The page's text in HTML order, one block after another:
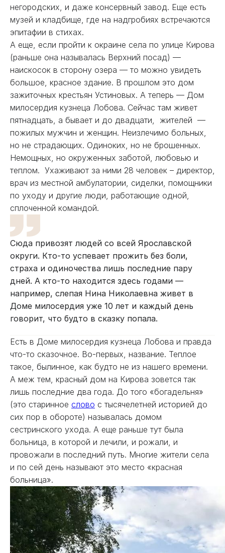
негородских, и даже консервный завод. Еще есть
музей и кладбище, где на надгробиях встречаются
эпитафии в стихах.
А еще, если пройти к окраине села по улице Кирова
(раньше она называлась Верхний посад) —
наискосок в сторону озера — то можно увидеть
большое, красное здание. В прошлом это дом
зажиточных крестьян Устиновых. А теперь — Дом
милосердия кузнеца Лобова. Сейчас там живет
пятнадцать, а бывает и до двадцати, жителей —
пожилых мужчин и женщин. Неизлечимо больных,
но не страдающих. Одиноких, но не брошенных.
Немощных, но окруженных заботой, любовью и
теплом. Ухаживают за ними 28 человек – директор,
врач из местной амбулатории, сиделки, помощники
по уходу и другие люди, работающие одной,
сплоченной командой.
Сюда привозят людей со всей Ярославской
округи. Кто-то успевает прожить без боли,
страха и одиночества лишь последние пару
дней. А кто-то находится здесь годами —
например, слепая Нина Николаевна живет в
Доме милосердия уже 10 лет и каждый день
говорит, что будто в сказку попала.
Есть в Доме милосердия кузнеца Лобова и правда
что-то сказочное. Во-первых, название. Теплое
такое, былинное, как будто не из нашего времени.
А меж тем, красный дом на Кирова зовется так
лишь последние два года. До того «богадельня»
(это старинное слово с тысячелетней историей до
сих пор в обороте) называлась домом
сестринского ухода. А еще раньше тут была
больница, в которой и лечили, и рожали, и
провожали в последний путь. Многие жители села
и по сей день называют это место «красная
больница».